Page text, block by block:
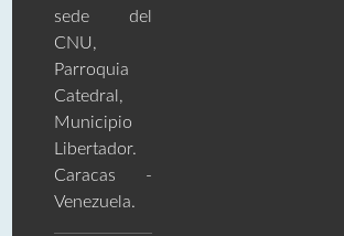
sede del
CNU,
Parroquia
Catedral,
Municipio
Libertador.
Caracas -
Venezuela.